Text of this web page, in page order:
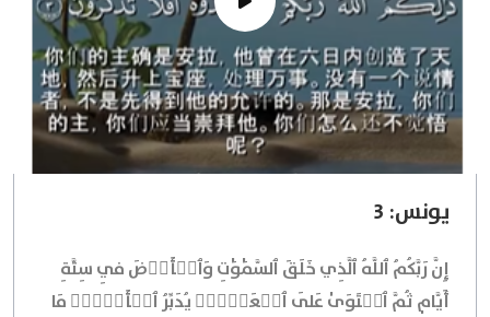
يونس: 3
إِنَّ رَبَّكُمُ ٱللَّهُ ٱلَّذِي خَلَقَ ٱلسَّمَٰوَٰتِ وَٱلۡأَرۡضَ فِي سِتَّةِ
أَيَّامٖ ثُمَّ ٱسۡتَوَىٰ عَلَى ٱلۡعَرۡشِۖ يُدَبِّرُ ٱلۡأَمۡرَۖ مَا